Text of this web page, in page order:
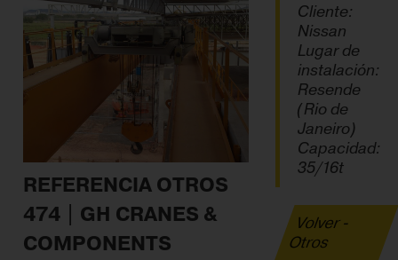
REFERENCIA OTROS
474 | GH CRANES &
COMPONENTS
Cliente:
Nissan
Lugar de
instalación:
Resende
(Rio de
Janeiro)
Capacidad:
35/16t
Volver -
Otros